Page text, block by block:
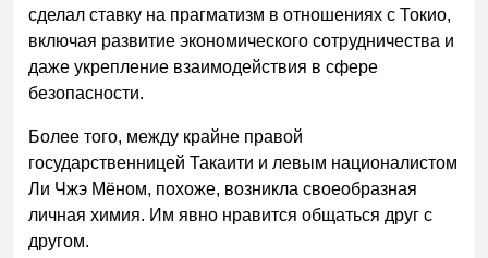
сделал ставку на прагматизм в отношениях с Токио,
включая развитие экономического сотрудничества и
даже укрепление взаимодействия в сфере
безопасности.
Более того, между крайне правой
государственницей Такаити и левым националистом
Ли Чжэ Мёном, похоже, возникла своеобразная
личная химия. Им явно нравится общаться друг с
другом.